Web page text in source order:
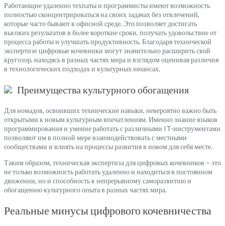
Работающие удаленно техпаты и программисты имеют возможность
полностью сконцентрироваться на своих задачах без отвлечений,
которые часто бывают в офисной среде. Это позволяет достигать
высоких результатов в более короткие сроки, получать удовольствие от
процесса работы и улучшать продуктивность. Благодаря технической
экспертизе цифровые кочевники могут значительно расширить свой
кругозор, находясь в разных частях мира и взглядом оценивая различия
в технологических подходах и культурных нюансах.
Преимущества культурного обогащения
Для номадов, освоивших технические навыки, невероятно важно быть
открытыми к новым культурным впечатлениям. Именно знание языков
программирования и умение работать с различными IT-инструментами
позволяют им в полной мере взаимодействовать с местными
сообществами и влиять на процессы развития в новом для себя месте.
Таким образом, техническая экспертиза для цифровых кочевников – это
не только возможность работать удаленно и находиться в постоянном
движении, но и способность к непрерывному саморазвитию и
обогащению культурного опыта в разных частях мира.
Реальные минусы цифрового кочевничества